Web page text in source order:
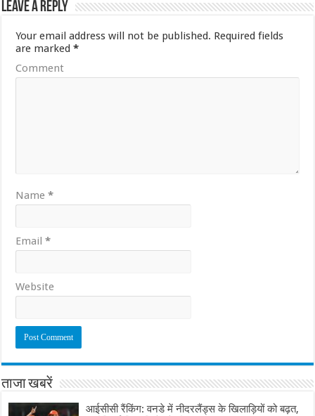
Leave a Reply
Your email address will not be published. Required fields
are marked*
Comment
Name*
Email*
Website
ताजा खबरें
आईसीसी रैंकिंग: वनडे में नीदरलैंड्स के खिलाड़ियों को बढ़त,